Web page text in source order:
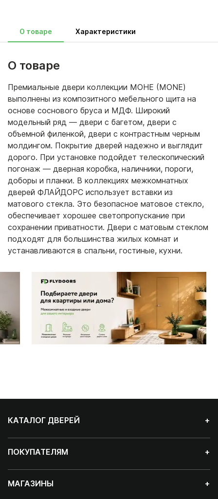
О товаре Характеристики
О товаре
Премиальные двери коллекции МОНЕ (MONE)
выполнены из композитного мебельного щита на
основе соснового бруса и МДФ. Широкий
модельный ряд — двери с багетом, двери с
объемной филенкой, двери с контрастным черным
молдингом. Покрытие дверей надежно и выглядит
дорого. При установке подойдет телескопический
погонаж — дверная коробка, наличники, пороги,
доборы и планки. В коллекциях межкомнатных
дверей ФЛАЙДОРС использует вставки из
матового стекла. Это безопасное матовое стекло,
обеспечивает хорошее светопропускание при
сохранении приватности. Двери с матовым стеклом
подходят для большинства жилых комнат и
устанавливаются в спальни, гостиные, кухни.
КАТАЛОГ ДВЕРЕЙ +
ПОКУПАТЕЛЯМ +
МАГАЗИНЫ +